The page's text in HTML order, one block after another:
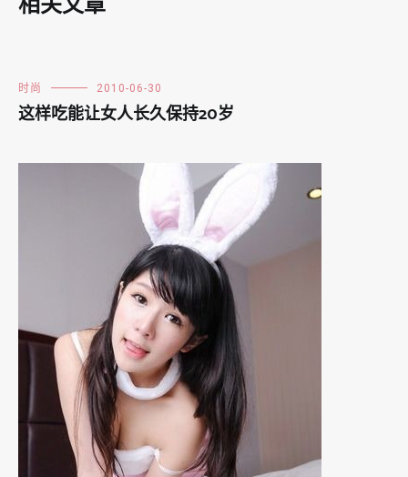
时尚 2010-06-30
这样吃能让女人长久保持20岁